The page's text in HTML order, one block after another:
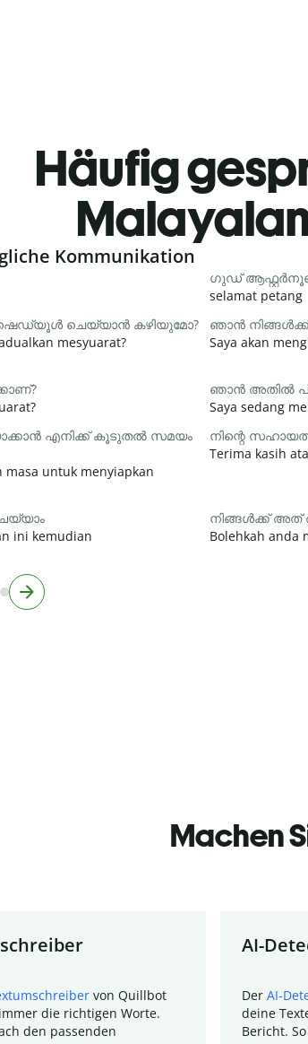
Häufig
Kommunikation
ഗുഡ്
selamat petang
ഷെഡ്യൂൾ ചെയ്യാൻ കഴിയുമോ?
mesyuarat?
ഞാൻ
Saya akan
ഞാൻ അതിൽ
Saya sedang
എനിക്ക് കൂടുതൽ സമയം
masa untuk menyiapkan
നിന്റെ
Terima kasih
ini kemudian
നിങ്ങൾക്ക് അത്
Bolehkah anda
Machen
von Quillbot
die richtigen Worte.
den passenden
AI-
Der AI-
deine
Bericht.